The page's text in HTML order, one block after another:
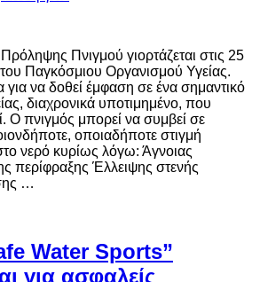
Πνιγμού γιορτάζεται στις 25
Παγκόσμιου Οργανισμού Υγείας.
για να δοθεί έμφαση σε ένα σημαντικό
διαχρονικά υποτιμημένο, που
Ο πνιγμός μπορεί να συμβεί σε
οποιαδήποτε στιγμή
νερό κυρίως λόγω: Άγνοιας
περίφραξης Έλλειψης στενής
…
Water Sports”
για ασφαλείς